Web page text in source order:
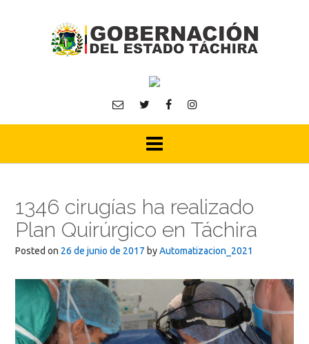
1346 cirugías ha realizado
Plan Quirúrgico en Táchira
Posted on 26 de junio de 2017 byAutomatizacion_2021